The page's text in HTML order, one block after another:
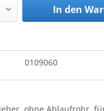
In den
0109060